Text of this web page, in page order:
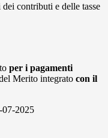
contributi e delle tasse
per i pagamenti
Merito integrato con il
07-2025